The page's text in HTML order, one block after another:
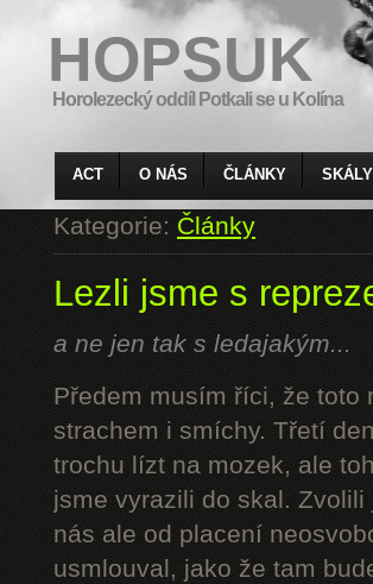
HOPSUK
Horolezecký oddíl Potkali se u Kolína
ACT O NÁS ČLÁNKY
Kategorie:Články
Lezli jsme s
a ne jen tak s ledajakým...
Předem musím říci, že toto
strachem i smíchy. Třetí
trochu lízt na mozek, ale
jsme vyrazili do skal.
nás ale od placení
usmlouval, jako že tam